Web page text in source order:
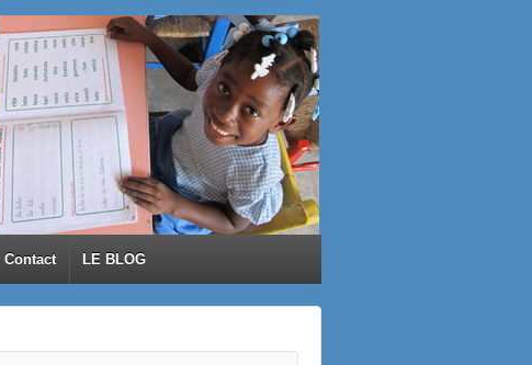
Contact LE BLOG